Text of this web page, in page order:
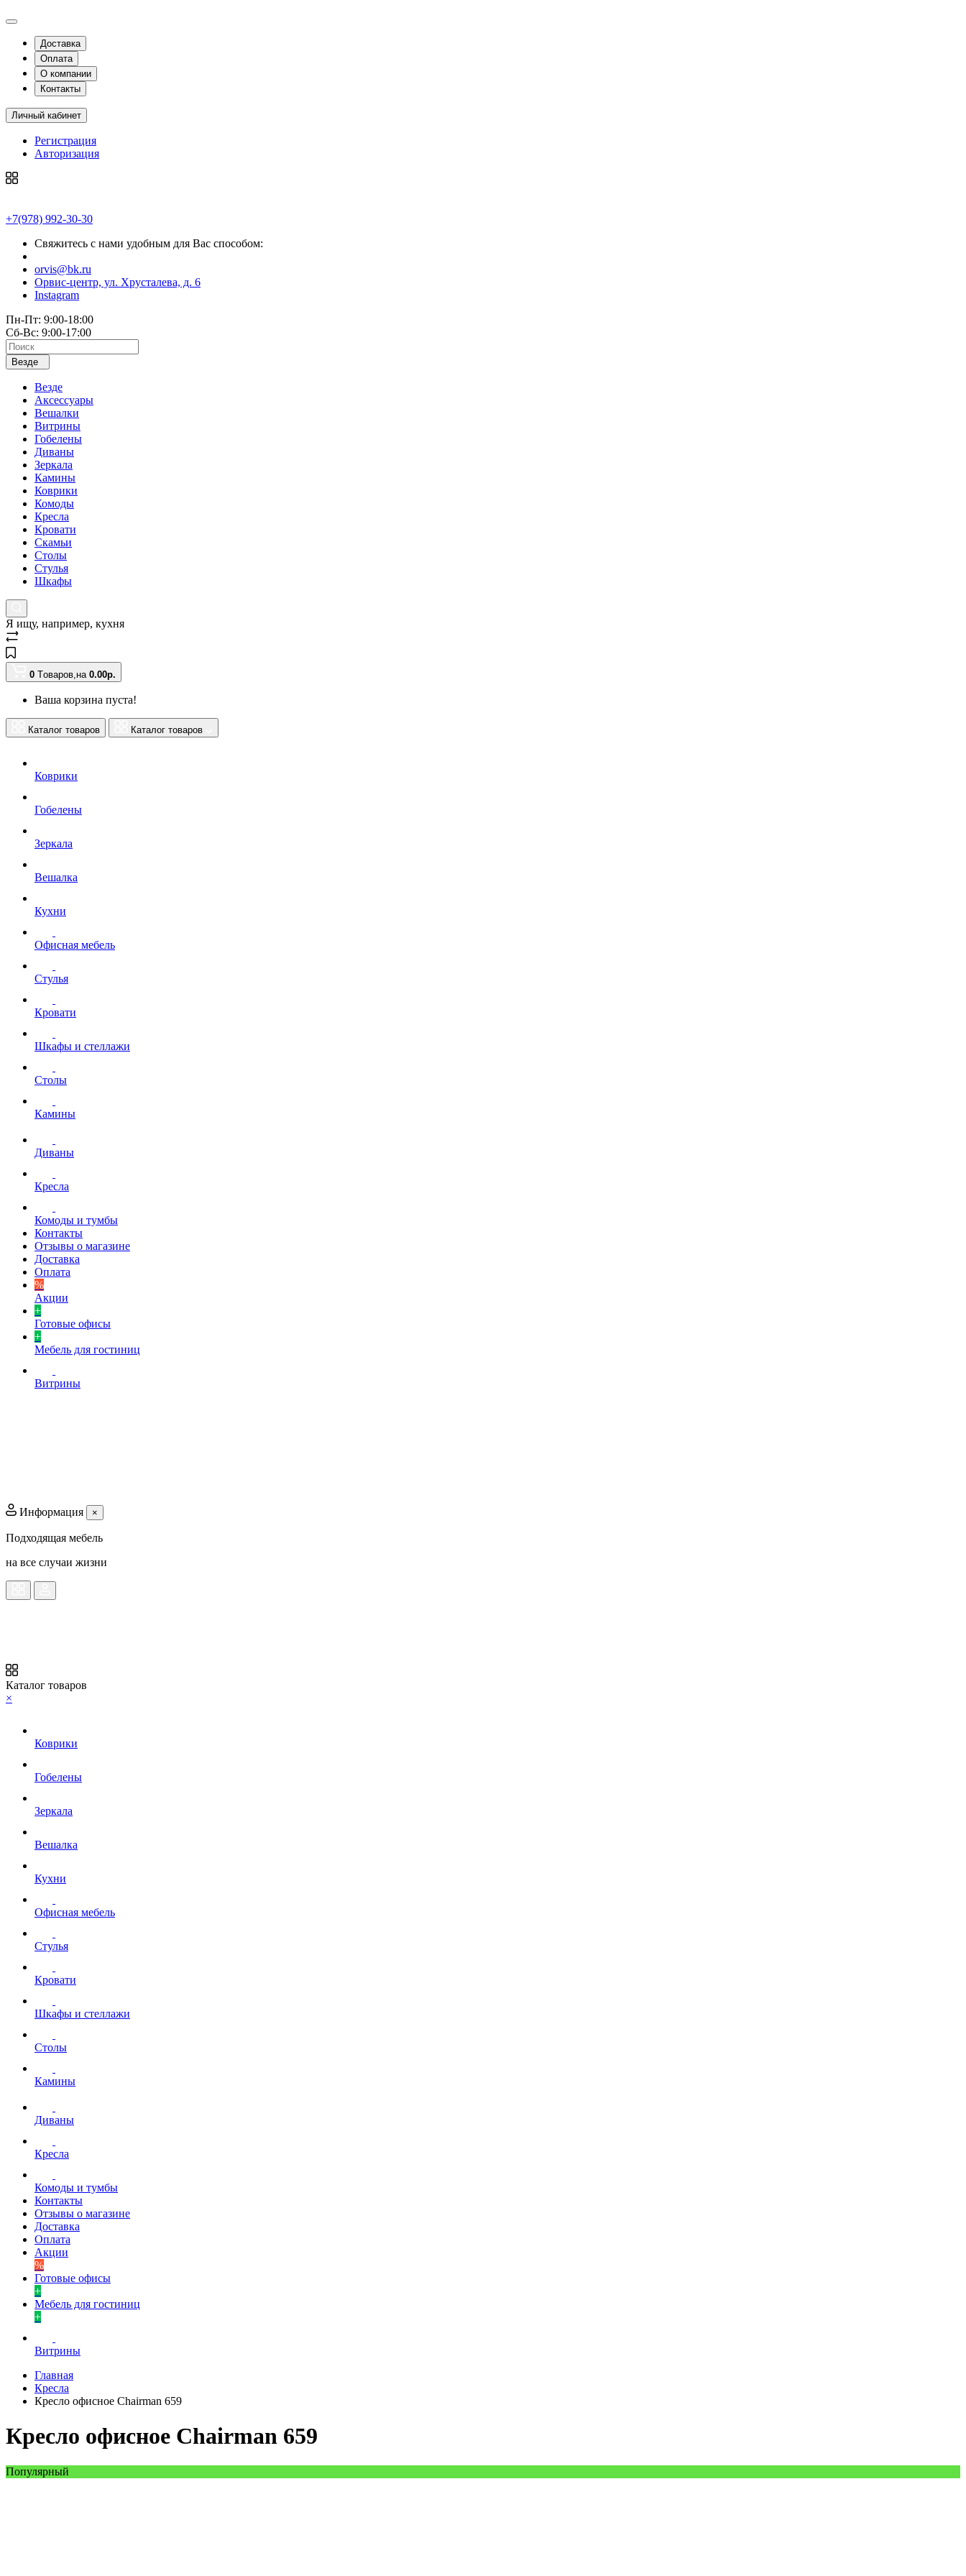
Доставка
Оплата
О компании
Контакты
Личный кабинет
Регистрация
Авторизация
+7(978) 992-30-30
Свяжитесь с нами удобным для Вас способом:
orvis@bk.ru
Орвис-центр, ул. Хрусталева, д. 6
Instagram
Пн-Пт: 9:00-18:00
Сб-Вс: 9:00-17:00
Везде
Везде
Аксессуары
Вешалки
Витрины
Гобелены
Диваны
Зеркала
Камины
Коврики
Комоды
Кресла
Кровати
Скамьи
Столы
Стулья
Шкафы
Я ищу, например, кухня
0 Tоваров,на 0.00р.
Ваша корзина пуста!
Каталог товаров Каталог товаров
Коврики
Гобелены
Зеркала
Вешалка
Кухни
Офисная мебель
Стулья
Кровати
Шкафы и стеллажи
Столы
Камины
Диваны
Кресла
Комоды и тумбы
Контакты
Отзывы о магазине
Доставка
Оплата
%
Акции
+
Готовые офисы
+
Мебель для гостиниц
Витрины
Информация ×
Подходящая мебель
на все случаи жизни
Каталог товаров
×
Коврики
Гобелены
Зеркала
Вешалка
Кухни
Офисная мебель
Стулья
Кровати
Шкафы и стеллажи
Столы
Камины
Диваны
Кресла
Комоды и тумбы
Контакты
Отзывы о магазине
Доставка
Оплата
Акции
%
Готовые офисы
+
Мебель для гостиниц
+
Витрины
Главная
Кресла
Кресло офисное Chairman 659
Кресло офисное Chairman 659
Популярный